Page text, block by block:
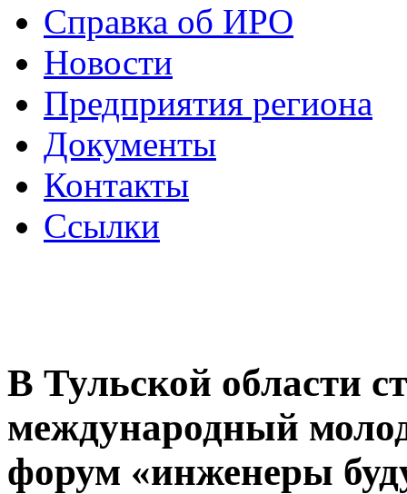
Справка об ИРО
Новости
Предприятия региона
Документы
Контакты
Ссылки
В Тульской области
международный
форум «инженеры